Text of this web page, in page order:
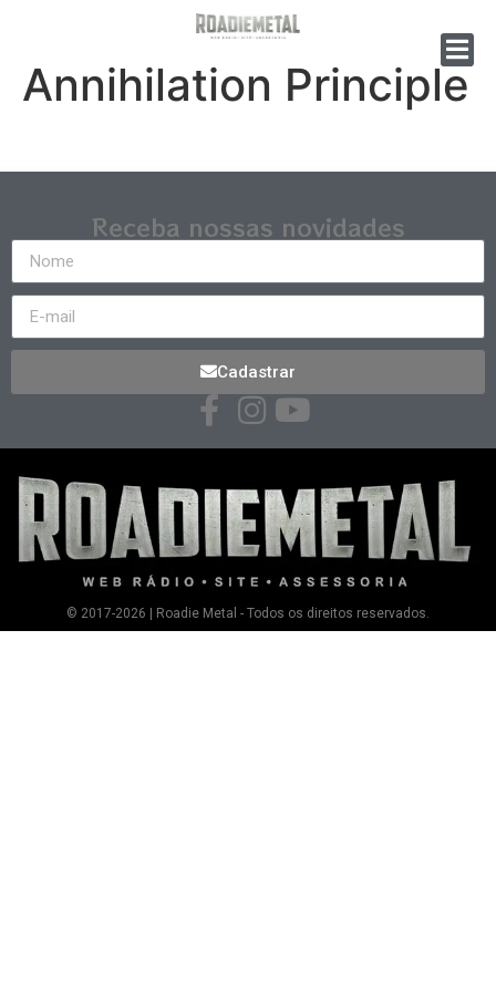
Annihilation Principle
Receba nossas novidades
Cadastrar
© 2017-2026 | Roadie Metal - Todos os direitos reservados.